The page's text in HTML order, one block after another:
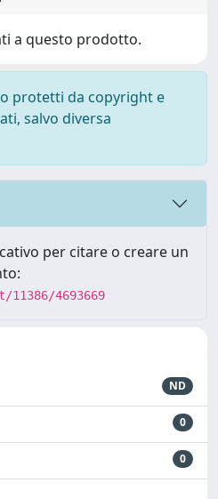
a questo prodotto.
protetti da copyright e
salvo diversa
per citare o creare un
4693669
ND
0
0